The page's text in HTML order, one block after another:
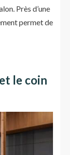
Près d’une
permet de
le coin